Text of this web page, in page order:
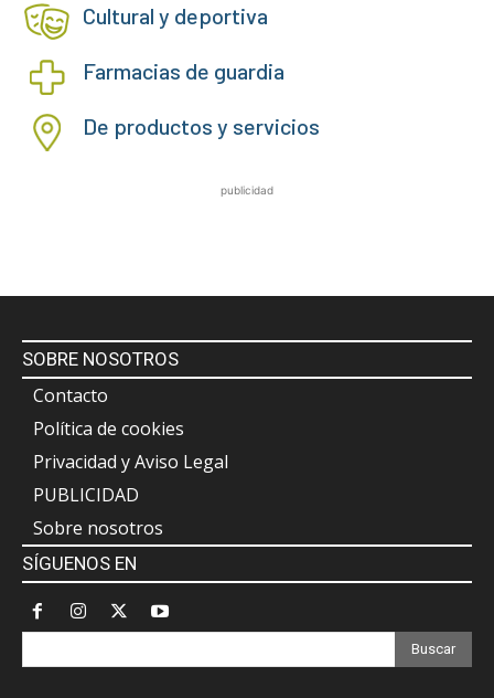
Cultural y deportiva
Farmacias de guardia
De productos y servicios
publicidad
SOBRE NOSOTROS
Contacto
Política de cookies
Privacidad y Aviso Legal
PUBLICIDAD
Sobre nosotros
SÍGUENOS EN
Buscar